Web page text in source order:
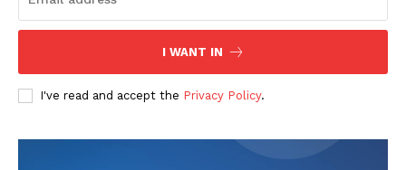
I WANT IN
I've read and accept the Privacy Policy.